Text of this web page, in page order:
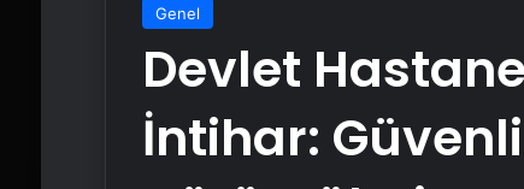
Genel
Devlet
İntihar: